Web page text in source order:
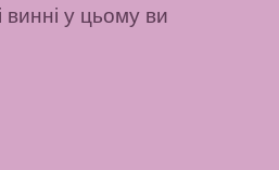
винні у цьому ви